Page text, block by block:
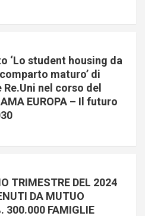
‘Lo student housing da
maturo’ di
nel corso del
EUROPA – Il futuro
TRIMESTRE DEL 2024
DA MUTUO
300.000 FAMIGLIE